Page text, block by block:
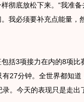
彻底放松下来。“我准
我必须要补充点能量，
3项接力在内的8项比
27分钟。全世界都知道
。今天的表现只是走出